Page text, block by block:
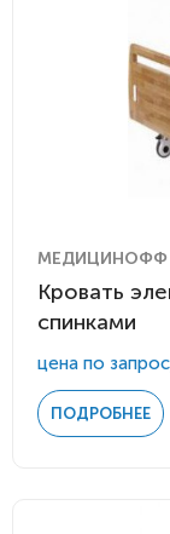
МЕДИЦИНОФФ
Кровать
спинками
цена по
ПОДРОБНЕЕ